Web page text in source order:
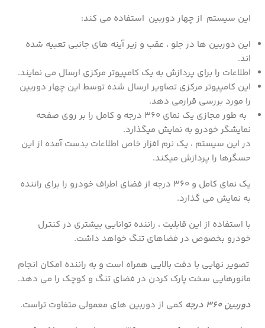
این سیستم از چهار دوربین استفاده می کند:
این دوربین ها در جلو ، عقب و زیر آینه های جانبی تعبیه شده
اند.
اطلاعات را برای پردازش به یک کامپیوتر مرکزی ارسال می نمایند.
این کامپیوتر مرکزی تصاویر ارسال شده توسط این چهار دوربین
را مورد بررسی قرارمی دهد.
به طور مجازی یک نمای ۳۶۰ درجه و کامل را بر روی صفحه
نمایشگر خودرو به نمایش میگذارد.
در این سیستم ، یک نرم افزار خاص اطلاعات بدست آمده از این
حسگرها را پردازش میکند.
یک نمای کامل و ۳۶۰ درجه از فضای اطراف خودرو را برای راننده
به نمایش می گذارد.
با استفاده از این قابلیت ، راننده توانایی بیشتری در کنترل
خودرو بخصوص در فضاهای تنگ خواهد داشت.
تصویر نهایی با دقت بالایی همراه است و به راننده امکان انجام
مانورهایی سخت پارک کردن در فضای تنگ و کوچک را می دهد.
دوربین 360 درجه
کمی از دوربین های معمولی متفاوت تراست.